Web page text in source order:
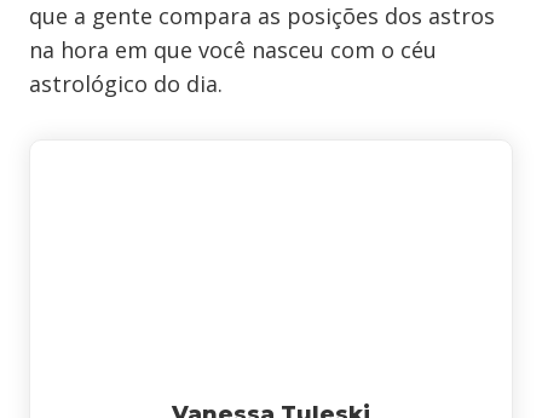
que a gente compara as posições dos astros
na hora em que você nasceu com o céu
astrológico do dia.